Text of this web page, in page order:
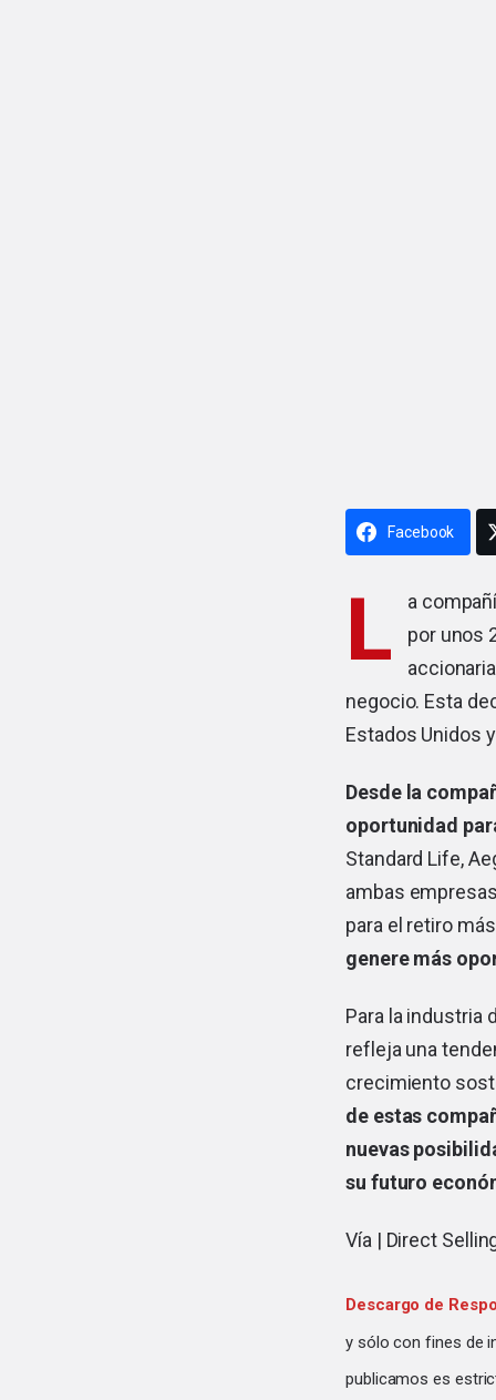
Facebook
L
a
por unos
negocio. Esta
Estados Unidos
Desde la
oportunidad
Standard Life,
ambas
para el retiro
genere más
Para la industria
refleja una
crecimiento
de estas
nuevas
su futuro
Vía | Direct
Descargo de
y sólo con fines de
publicamos es